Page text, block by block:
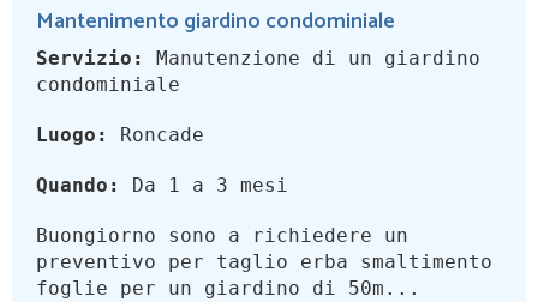
Mantenimento giardino condominiale
Servizio:
Manutenzione di un giardino
condominiale
Luogo: Roncade
Quando: Da 1 a 3 mesi
Buongiorno sono a richiedere un
preventivo per taglio erba smaltimento
foglie per un giardino di 50m...